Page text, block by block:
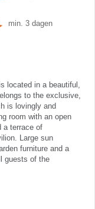
min. 3 dagen
located in a beautiful,
to the exclusive,
is lovingly and
room with an open
a terrace of
Large sun
furniture and a
guests of the